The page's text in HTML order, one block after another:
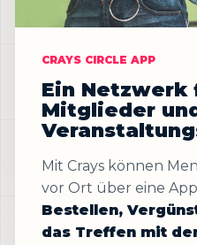
CRAYS CIRCLE APP
Ein
Mitglieder
Mit Crays können
vor Ort über eine
Bestellen,
das Treffen mit